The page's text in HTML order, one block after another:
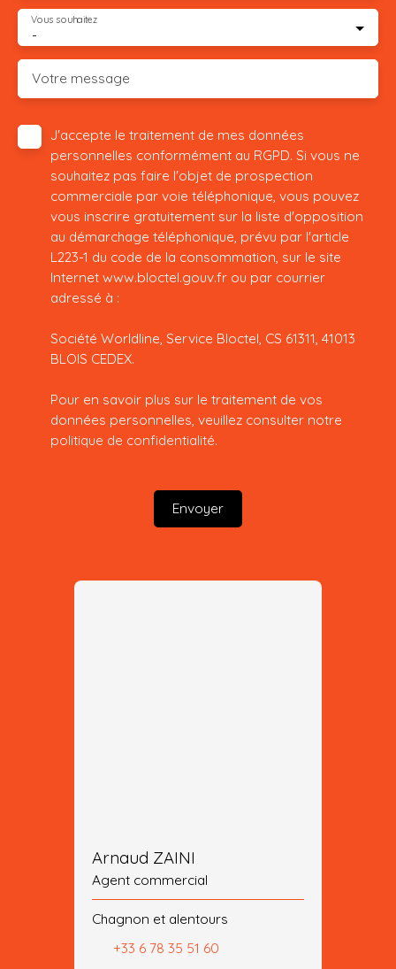
-
Vous souhaitez
Votre message
J'accepte le traitement de mes données
personnelles conformément au RGPD. Si vous ne
souhaitez pas faire l'objet de prospection
commerciale par voie téléphonique, vous pouvez
vous inscrire gratuitement sur la liste d'opposition
au démarchage téléphonique, prévu par l'article
L223-1 du code de la consommation, sur le site
Internet www.bloctel.gouv.fr ou par courrier
adressé à :
Société Worldline, Service Bloctel, CS 61311, 41013
BLOIS CEDEX.
Pour en savoir plus sur le traitement de vos
données personnelles, veuillez consulter notre
politique de confidentialité.
Envoyer
Arnaud ZAINI
Agent commercial
Chagnon et alentours
+33 6 78 35 51 60